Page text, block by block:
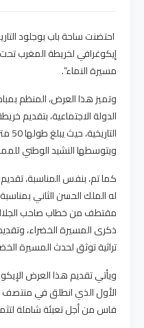
احتضنت ساحة باب بوجلود
إيكوغرافي لخريطة المغرب
مسيرة النماء”.
وتميز هذا العرض، المنظم
الدولة الاجتماعية، بتقديم
ويتوسطها النشيد الوطني
كما تم، بنفس المناسبة،
له الملك الحسن الثاني
مقتطف من خطاب صاحب
ذكرى المسيرة الخضراء،
تراثية توثق لحدث المسيرة
ويأتي تقديم هذا العرض
الأول الذي انطلق في منتصف
فاس من أجل تعبئة شاملة